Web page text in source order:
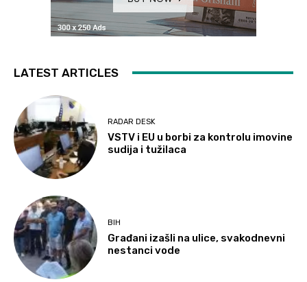
LATEST ARTICLES
RADAR DESK
VSTV i EU u borbi za kontrolu imovine
sudija i tužilaca
BIH
Građani izašli na ulice, svakodnevni
nestanci vode